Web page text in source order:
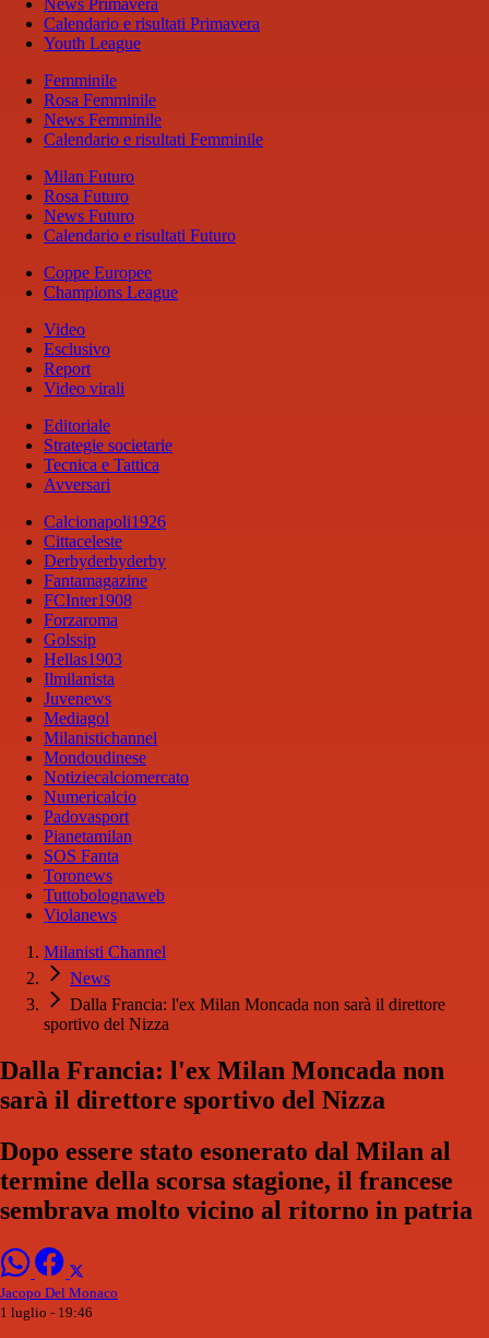
News Primavera
Calendario e risultati Primavera
Youth League
Femminile
Rosa Femminile
News Femminile
Calendario e risultati Femminile
Milan Futuro
Rosa Futuro
News Futuro
Calendario e risultati Futuro
Coppe Europee
Champions League
Video
Esclusivo
Report
Video virali
Editoriale
Strategie societarie
Tecnica e Tattica
Avversari
Calcionapoli1926
Cittaceleste
Derbyderbyderby
Fantamagazine
FCInter1908
Forzaroma
Golssip
Hellas1903
Ilmilanista
Juvenews
Mediagol
Milanistichannel
Mondoudinese
Notiziecalciomercato
Numericalcio
Padovasport
Pianetamilan
SOS Fanta
Toronews
Tuttobolognaweb
Violanews
Milanisti Channel
News
Dalla Francia: l'ex Milan Moncada non sarà il direttore
sportivo del Nizza
Dalla Francia: l'ex Milan Moncada non
sarà il direttore sportivo del Nizza
Dopo essere stato esonerato dal Milan al
termine della scorsa stagione, il francese
sembrava molto vicino al ritorno in patria
Jacopo Del Monaco
1 luglio - 19:46